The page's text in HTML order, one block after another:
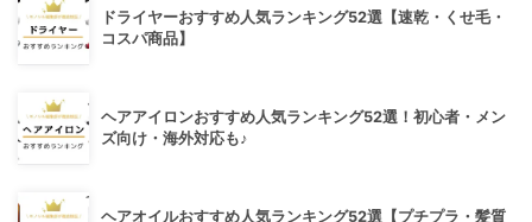
ドライヤーおすすめ人気ランキング52選【速乾・くせ毛・
コスパ商品】
ヘアアイロンおすすめ人気ランキング52選！初心者・メン
ズ向け・海外対応も♪
ヘアオイルおすすめ人気ランキング52選【プチプラ・髪質